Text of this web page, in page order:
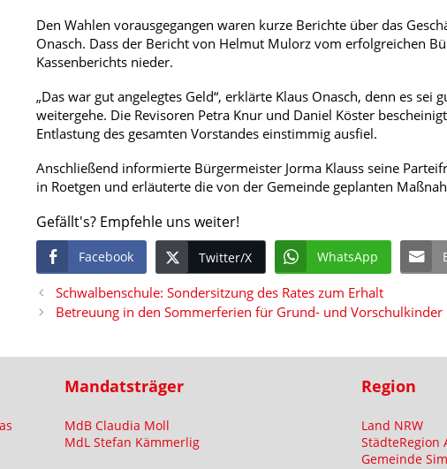
Den Wahlen vorausgegangen waren kurze Berichte über das
Onasch. Dass der Bericht von Helmut Mulorz vom erfolgreichen
Kassenberichts nieder.
„Das war gut angelegtes Geld“, erklärte Klaus Onasch, denn es
weitergehe. Die Revisoren Petra Knur und Daniel Köster
Entlastung des gesamten Vorstandes einstimmig ausfiel.
Anschließend informierte Bürgermeister Jorma Klauss seine
in Roetgen und erläuterte die von der Gemeinde geplanten
Gefällt's? Empfehle uns weiter!
Facebook Twitter/X WhatsApp
Schwalbenschule: Sondersitzung des Rates zum Erhalt
Betreuung in den Sommerferien für Grund- und Vorschulkinder
Mandatsträger
MdB Claudia Moll
MdL Stefan Kämmerlig
Region
Land NRW
StädteRegion
Gemeinde